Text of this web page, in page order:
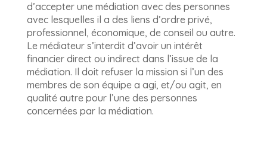
d’accepter une médiation avec des personnes
avec lesquelles il a des liens d’ordre privé,
professionnel, économique, de conseil ou autre.
Le médiateur s’interdit d’avoir un intérêt
financier direct ou indirect dans l’issue de la
médiation. Il doit refuser la mission si l’un des
membres de son équipe a agi, et/ou agit, en
qualité autre pour l’une des personnes
concernées par la médiation.